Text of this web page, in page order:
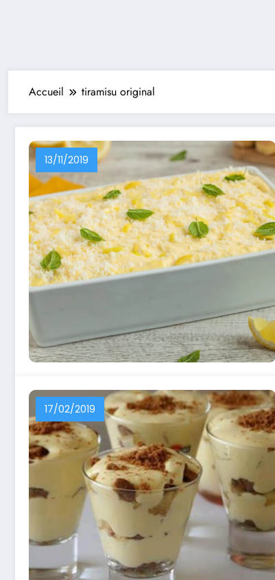
Accueil tiramisu original
13/11/2019
17/02/2019